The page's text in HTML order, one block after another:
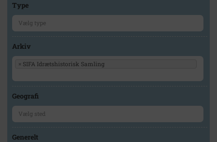
Type
Arkiv
× SIFA Idrætshistorisk Samling
Geografi
Generelt